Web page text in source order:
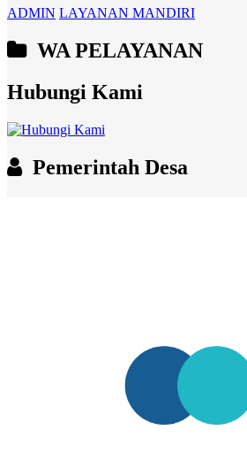
ADMIN LAYANAN MANDIRI
WA PELAYANAN
Hubungi Kami
Pemerintah Desa